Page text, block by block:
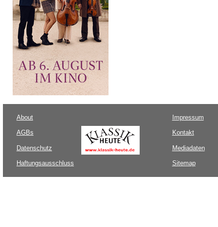
About
AGBs
Datenschutz
Haftungsausschluss
Impressum
Kontakt
Mediadaten
Sitemap